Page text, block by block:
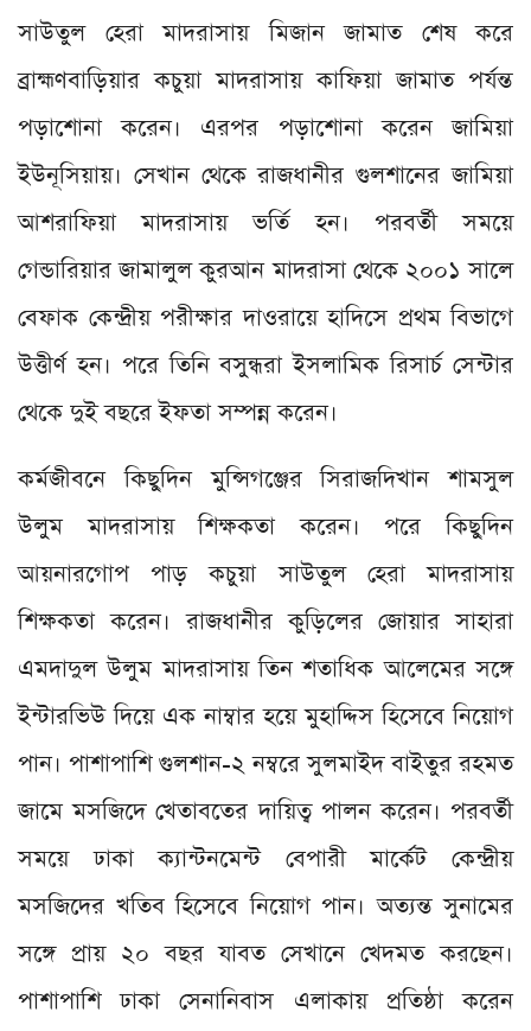
সাউতুল হেরা মাদরাসায় মিজান জামাত শেষ করে
ব্রাহ্মণবাড়িয়ার কচুয়া মাদরাসায় কাফিয়া জামাত পর্যন্ত
পড়াশোনা করেন। এরপর পড়াশোনা করেন জামিয়া
ইউনূসিয়ায়। সেখান থেকে রাজধানীর গুলশানের জামিয়া
আশরাফিয়া মাদরাসায় ভর্তি হন। পরবর্তী সময়ে
গেন্ডারিয়ার জামালুল কুরআন মাদরাসা থেকে ২০০১ সালে
বেফাক কেন্দ্রীয় পরীক্ষার দাওরায়ে হাদিসে প্রথম বিভাগে
উত্তীর্ণ হন। পরে তিনি বসুন্ধরা ইসলামিক রিসার্চ সেন্টার
থেকে দুই বছরে ইফতা সম্পন্ন করেন।
কর্মজীবনে কিছুদিন মুন্সিগঞ্জের সিরাজদিখান শামসুল
উলুম মাদরাসায় শিক্ষকতা করেন। পরে কিছুদিন
আয়নারগোপ পাড় কচুয়া সাউতুল হেরা মাদরাসায়
শিক্ষকতা করেন। রাজধানীর কুড়িলের জোয়ার সাহারা
এমদাদুল উলুম মাদরাসায় তিন শতাধিক আলেমের সঙ্গে
ইন্টারভিউ দিয়ে এক নাম্বার হয়ে মুহাদ্দিস হিসেবে নিয়োগ
পান। পাশাপাশি গুলশান-২ নম্বরে সুলমাইদ বাইতুর রহমত
জামে মসজিদে খেতাবতের দায়িত্ব পালন করেন। পরবর্তী
সময়ে ঢাকা ক্যান্টনমেন্ট বেপারী মার্কেট কেন্দ্রীয়
মসজিদের খতিব হিসেবে নিয়োগ পান। অত্যন্ত সুনামের
সঙ্গে প্রায় ২০ বছর যাবত সেখানে খেদমত করছেন।
পাশাপাশি ঢাকা সেনানিবাস এলাকায় প্রতিষ্ঠা করেন